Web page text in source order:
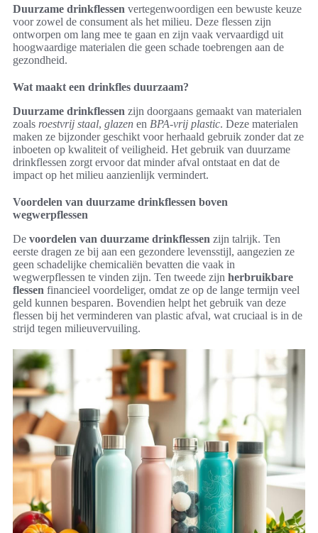
Duurzame drinkflessen vertegenwoordigen een bewuste keuze
voor zowel de consument als het milieu. Deze flessen zijn
ontworpen om lang mee te gaan en zijn vaak vervaardigd uit
hoogwaardige materialen die geen schade toebrengen aan de
gezondheid.
Wat maakt een drinkfles duurzaam?
Duurzame drinkflessen zijn doorgaans gemaakt van materialen
zoals roestvrij staal, glazen en BPA-vrij plastic. Deze materialen
maken ze bijzonder geschikt voor herhaald gebruik zonder dat ze
inboeten op kwaliteit of veiligheid. Het gebruik van duurzame
drinkflessen zorgt ervoor dat minder afval ontstaat en dat de
impact op het milieu aanzienlijk vermindert.
Voordelen van duurzame drinkflessen boven
wegwerpflessen
De voordelen van duurzame drinkflessen zijn talrijk. Ten
eerste dragen ze bij aan een gezondere levensstijl, aangezien ze
geen schadelijke chemicaliën bevatten die vaak in
wegwerpflessen te vinden zijn. Ten tweede zijn herbruikbare
flessen financieel voordeliger, omdat ze op de lange termijn veel
geld kunnen besparen. Bovendien helpt het gebruik van deze
flessen bij het verminderen van plastic afval, wat cruciaal is in de
strijd tegen milieuvervuiling.